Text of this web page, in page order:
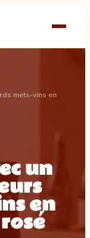
mets-vins en
un
en